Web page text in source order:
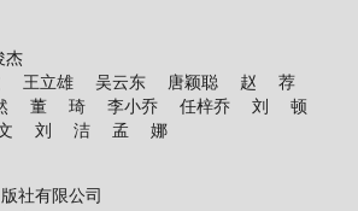
杰
文 王立雄 吴云东 唐颖聪 赵 荐
琦 李小乔 任梓乔 刘 顿
洁 孟 娜
社有限公司